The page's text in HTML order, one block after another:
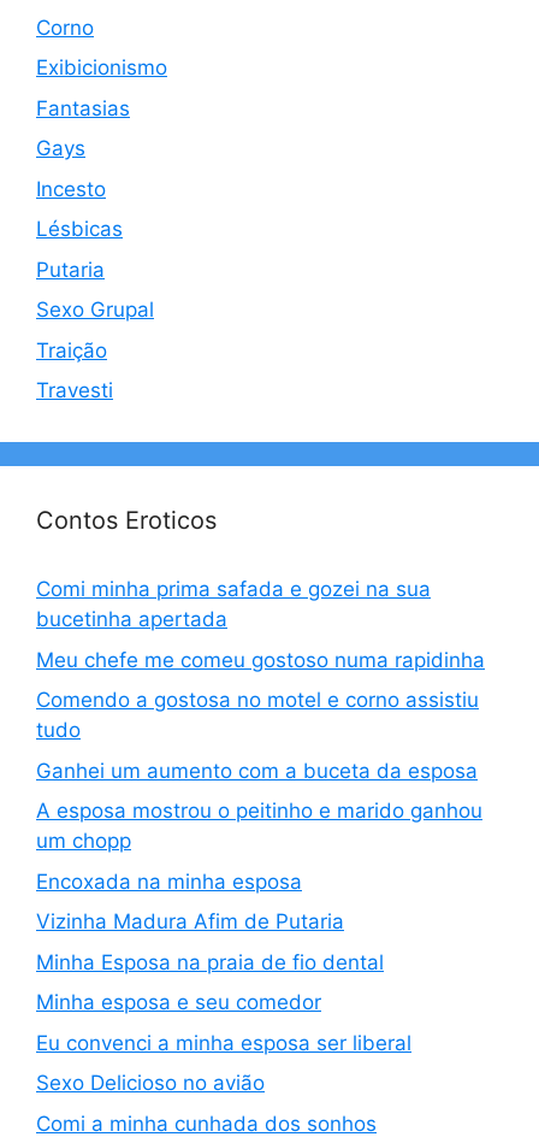
Corno
Exibicionismo
Fantasias
Gays
Incesto
Lésbicas
Putaria
Sexo Grupal
Traição
Travesti
Contos Eroticos
Comi minha prima safada e gozei na sua
bucetinha apertada
Meu chefe me comeu gostoso numa rapidinha
Comendo a gostosa no motel e corno assistiu
tudo
Ganhei um aumento com a buceta da esposa
A esposa mostrou o peitinho e marido ganhou
um chopp
Encoxada na minha esposa
Vizinha Madura Afim de Putaria
Minha Esposa na praia de fio dental
Minha esposa e seu comedor
Eu convenci a minha esposa ser liberal
Sexo Delicioso no avião
Comi a minha cunhada dos sonhos